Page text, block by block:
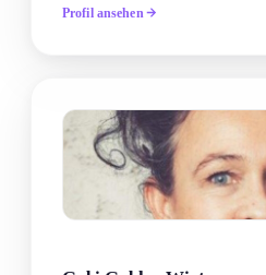
Profil ansehen